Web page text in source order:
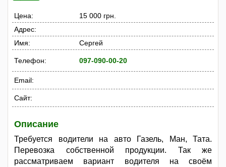
Цена:
15 000 грн.
Адрес:
Имя:
Сергей
Телефон: 097-090-00-20
Email:
Сайт:
Описание
Требуется водители на авто Газель, Ман, Тата.
Перевозка собственной продукции. Так же
рассматриваем вариант водителя на своём